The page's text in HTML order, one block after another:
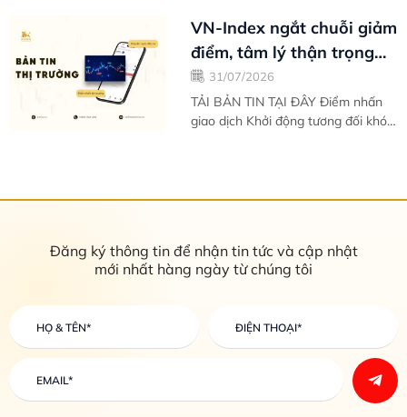
sắc xanh giúp VN-Index chinh phục
hoàn...
VN-Index ngắt chuỗi giảm
điểm, tâm lý thận trọng
khiến kết tuần chưa trọn
vẹn -...
31/07/2026
TẢI BẢN TIN TẠI ĐÂY Điểm nhấn
giao dịch Khởi động tương đối khó
Đăng ký thông tin để nhận tin tức và cập nhật
mới nhất hàng ngày từ chúng tôi